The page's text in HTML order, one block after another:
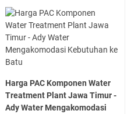
Harga PAC Komponen Water
Treatment Plant Jawa Timur -
Ady Water Mengakomodasi